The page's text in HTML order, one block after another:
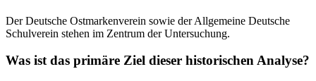
Der Deutsche Ostmarkenverein sowie der Allgemeine Deutsche
Schulverein stehen im Zentrum der Untersuchung.
Was ist das primäre Ziel dieser historischen Analyse?